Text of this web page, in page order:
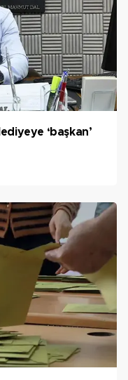
‘başkan’